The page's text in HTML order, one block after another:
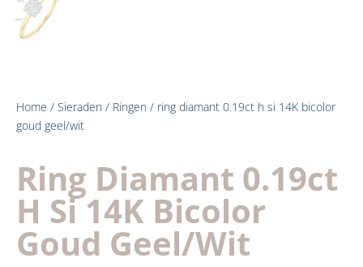
Home / Sieraden / Ringen / ring diamant 0.19ct h si 14K bicolor
goud geel/wit
Ring Diamant 0.19ct
H Si 14K Bicolor
Goud Geel/wit